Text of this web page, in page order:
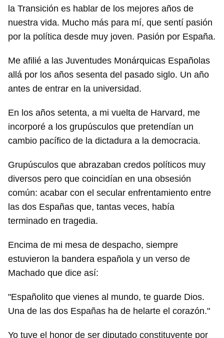
la Transición es hablar de los mejores años de
nuestra vida. Mucho más para mí, que sentí pasión
por la política desde muy joven. Pasión por España.
Me afilié a las Juventudes Monárquicas Españolas
allá por los años sesenta del pasado siglo. Un año
antes de entrar en la universidad.
En los años setenta, a mi vuelta de Harvard, me
incorporé a los grupúsculos que pretendían un
cambio pacífico de la dictadura a la democracia.
Grupúsculos que abrazaban credos políticos muy
diversos pero que coincidían en una obsesión
común: acabar con el secular enfrentamiento entre
las dos Españas que, tantas veces, había
terminado en tragedia.
Encima de mi mesa de despacho, siempre
estuvieron la bandera española y un verso de
Machado que dice así:
"Españolito que vienes al mundo, te guarde Dios.
Una de las dos Españas ha de helarte el corazón."
Yo tuve el honor de ser diputado constituyente por